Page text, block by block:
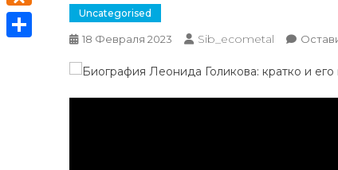
Uncategorised
18 Февраля 2023 Sib_ecometal
Odnoklassniki